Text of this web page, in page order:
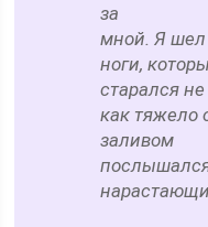
за
мной. Я шел
ноги,
старался
как
заливом